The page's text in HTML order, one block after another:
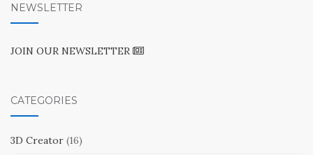
NEWSLETTER
JOIN OUR NEWSLETTER
CATEGORIES
3D Creator (16)